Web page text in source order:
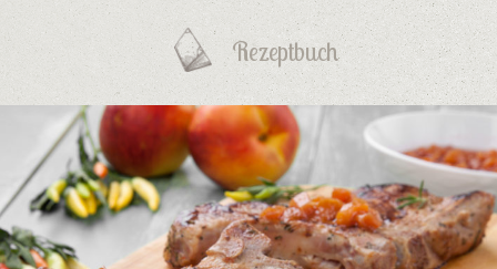
Rezeptbuch